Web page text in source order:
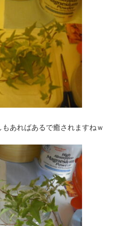
もあればあるで癒されますねｗ